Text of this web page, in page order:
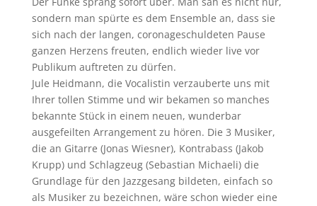
sondern man spürte es dem Ensemble an, dass sie
sich nach der langen, coronageschuldeten Pause
ganzen Herzens freuten, endlich wieder live vor
Publikum auftreten zu dürfen.
Jule Heidmann, die Vocalistin verzauberte uns mit
Ihrer tollen Stimme und wir bekamen so manches
bekannte Stück in einem neuen, wunderbar
ausgefeilten Arrangement zu hören. Die 3 Musiker,
die an Gitarre (Jonas Wiesner), Kontrabass (Jakob
Krupp) und Schlagzeug (Sebastian Michaeli) die
Grundlage für den Jazzgesang bildeten, einfach so
als Musiker zu bezeichnen, wäre schon wieder eine